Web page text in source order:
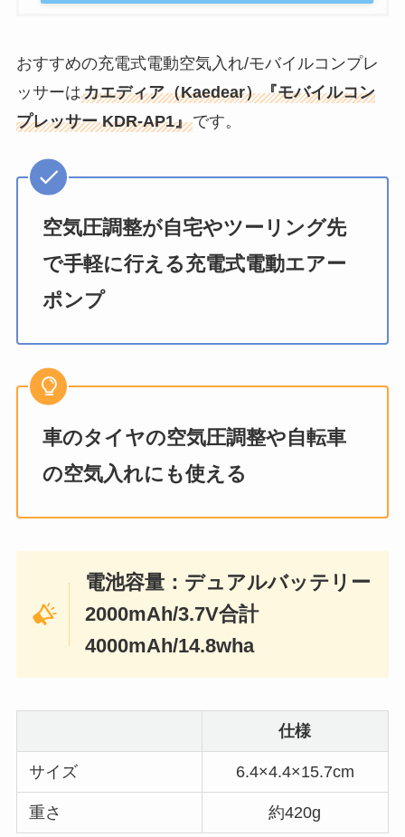
おすすめの充電式電動空気入れ/モバイルコンプレ
ッサーはカエディア（Kaedear）『モバイルコン
プレッサー KDR-AP1』です。
空気圧調整が自宅やツーリング先
で手軽に行える充電式電動エアー
ポンプ
車のタイヤの空気圧調整や自転車
の空気入れにも使える
電池容量：デュアルバッテリー
2000mAh/3.7V合計
4000mAh/14.8wha
仕様
サイズ 6.4×4.4×15.7cm
重さ 約420g